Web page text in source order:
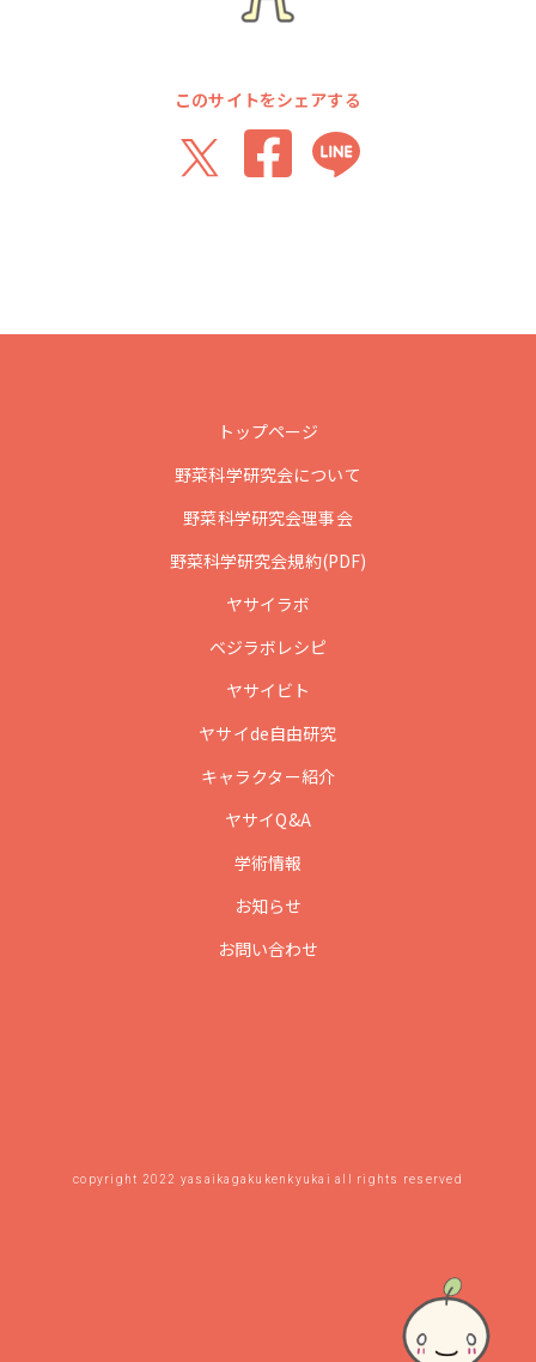
このサイトをシェアする
トップページ
野菜科学研究会について
野菜科学研究会理事会
野菜科学研究会規約(PDF)
ヤサイラボ
ベジラボレシピ
ヤサイビト
ヤサイde自由研究
キャラクター紹介
ヤサイQ&A
学術情報
お知らせ
お問い合わせ
copyright 2022 yasaikagakukenkyukai all rights reserved